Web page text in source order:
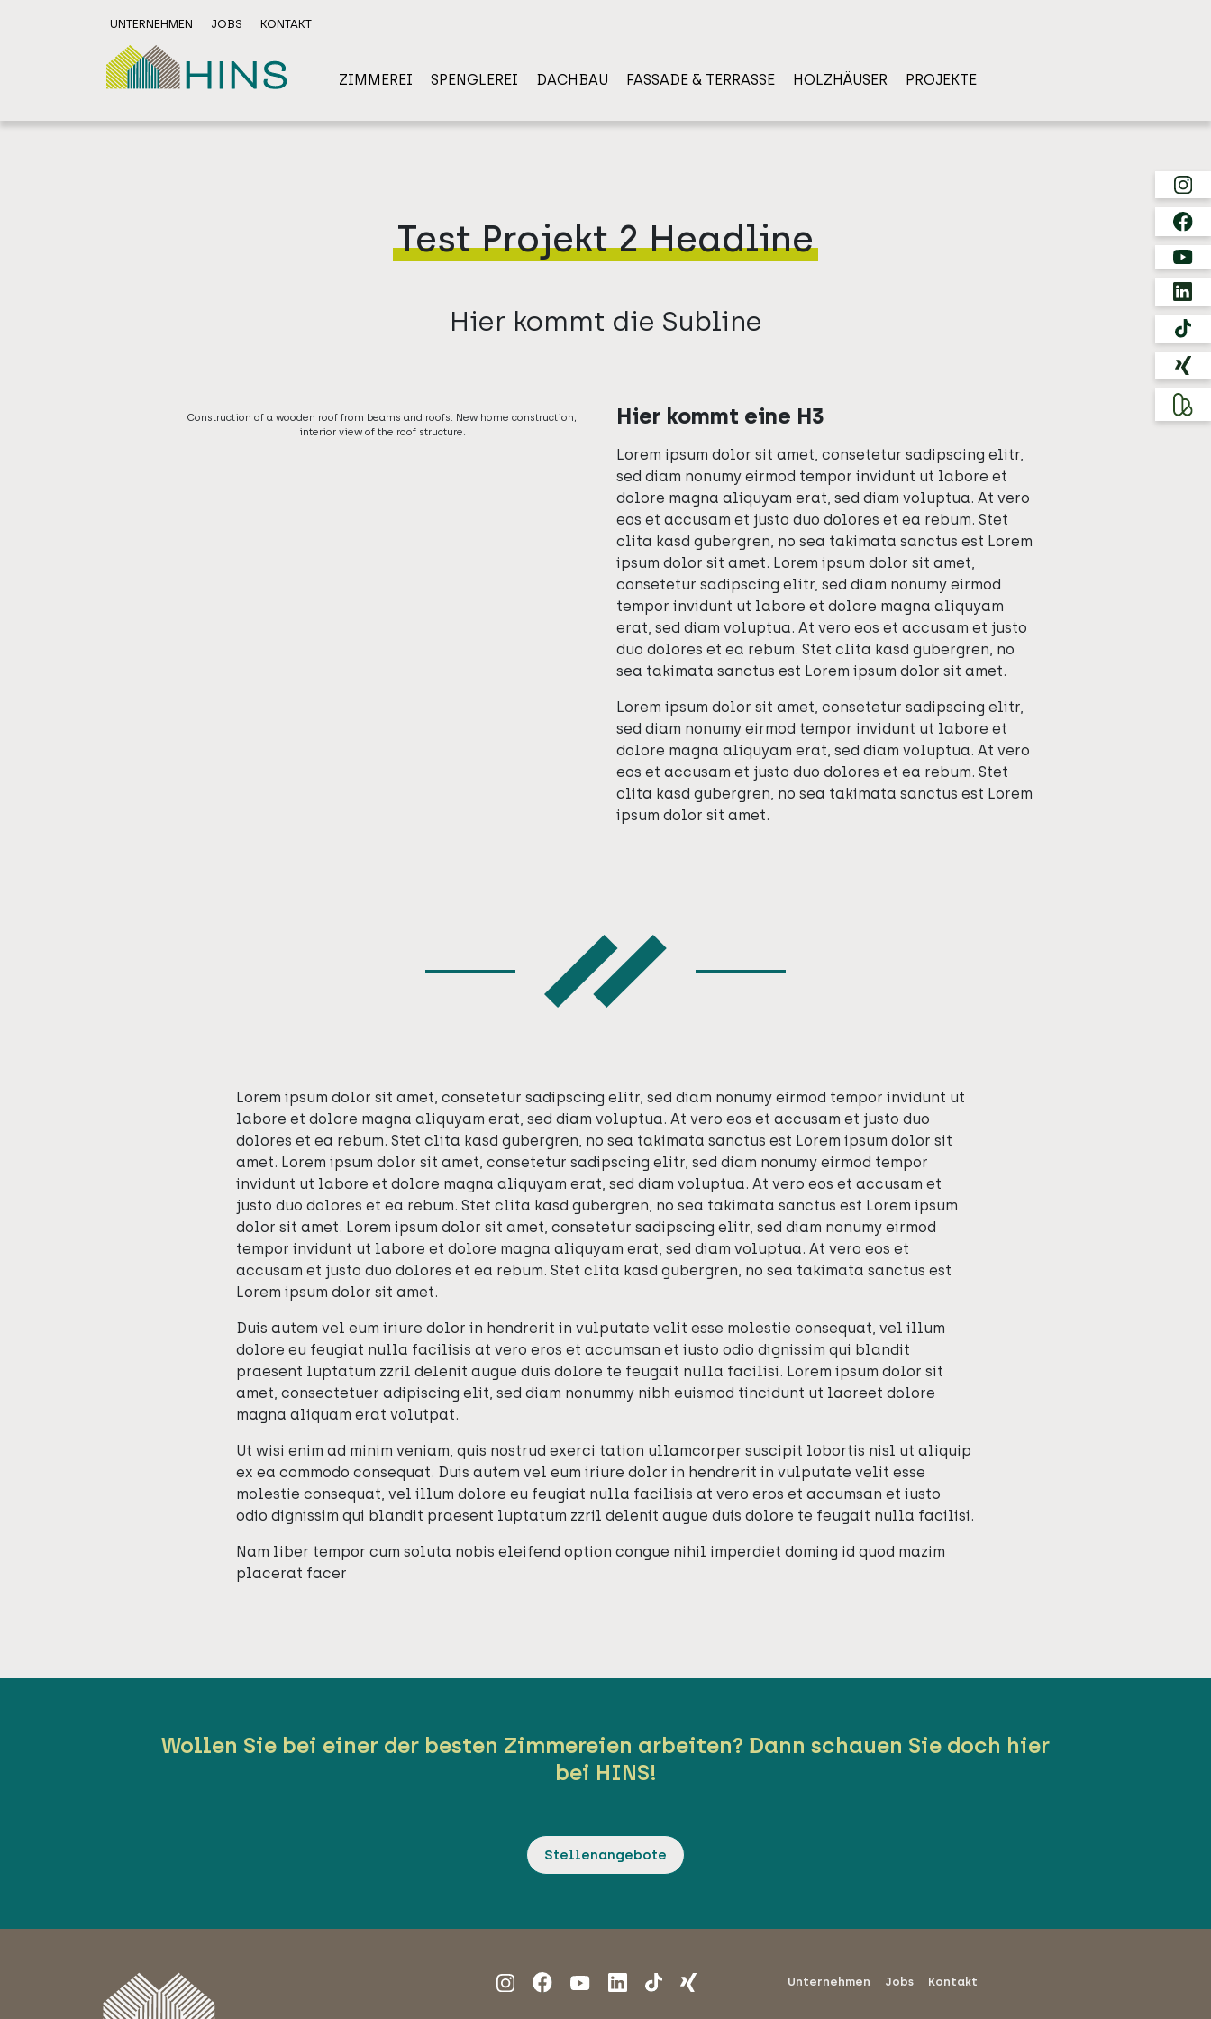
UNTERNEHMEN JOBS KONTAKT
ZIMMEREI SPENGLEREI DACHBAU FASSADE & TERRASSE HOLZHÄUSER PROJEKTE
Test Projekt 2 Headline
Hier kommt die Subline
Construction of a wooden roof from beams and roofs. New home construction,
interior view of the roof structure.
Hier kommt eine H3
Lorem ipsum dolor sit amet, consetetur sadipscing elitr,
sed diam nonumy eirmod tempor invidunt ut labore et
dolore magna aliquyam erat, sed diam voluptua. At vero
eos et accusam et justo duo dolores et ea rebum. Stet
clita kasd gubergren, no sea takimata sanctus est Lorem
ipsum dolor sit amet. Lorem ipsum dolor sit amet,
consetetur sadipscing elitr, sed diam nonumy eirmod
tempor invidunt ut labore et dolore magna aliquyam
erat, sed diam voluptua. At vero eos et accusam et justo
duo dolores et ea rebum. Stet clita kasd gubergren, no
sea takimata sanctus est Lorem ipsum dolor sit amet.
Lorem ipsum dolor sit amet, consetetur sadipscing elitr,
sed diam nonumy eirmod tempor invidunt ut labore et
dolore magna aliquyam erat, sed diam voluptua. At vero
eos et accusam et justo duo dolores et ea rebum. Stet
clita kasd gubergren, no sea takimata sanctus est Lorem
ipsum dolor sit amet.
Lorem ipsum dolor sit amet, consetetur sadipscing elitr, sed diam nonumy eirmod tempor invidunt ut
labore et dolore magna aliquyam erat, sed diam voluptua. At vero eos et accusam et justo duo
dolores et ea rebum. Stet clita kasd gubergren, no sea takimata sanctus est Lorem ipsum dolor sit
amet. Lorem ipsum dolor sit amet, consetetur sadipscing elitr, sed diam nonumy eirmod tempor
invidunt ut labore et dolore magna aliquyam erat, sed diam voluptua. At vero eos et accusam et
justo duo dolores et ea rebum. Stet clita kasd gubergren, no sea takimata sanctus est Lorem ipsum
dolor sit amet. Lorem ipsum dolor sit amet, consetetur sadipscing elitr, sed diam nonumy eirmod
tempor invidunt ut labore et dolore magna aliquyam erat, sed diam voluptua. At vero eos et
accusam et justo duo dolores et ea rebum. Stet clita kasd gubergren, no sea takimata sanctus est
Lorem ipsum dolor sit amet.
Duis autem vel eum iriure dolor in hendrerit in vulputate velit esse molestie consequat, vel illum
dolore eu feugiat nulla facilisis at vero eros et accumsan et iusto odio dignissim qui blandit
praesent luptatum zzril delenit augue duis dolore te feugait nulla facilisi. Lorem ipsum dolor sit
amet, consectetuer adipiscing elit, sed diam nonummy nibh euismod tincidunt ut laoreet dolore
magna aliquam erat volutpat.
Ut wisi enim ad minim veniam, quis nostrud exerci tation ullamcorper suscipit lobortis nisl ut aliquip
ex ea commodo consequat. Duis autem vel eum iriure dolor in hendrerit in vulputate velit esse
molestie consequat, vel illum dolore eu feugiat nulla facilisis at vero eros et accumsan et iusto
odio dignissim qui blandit praesent luptatum zzril delenit augue duis dolore te feugait nulla facilisi.
Nam liber tempor cum soluta nobis eleifend option congue nihil imperdiet doming id quod mazim
placerat facer
Wollen Sie bei einer der besten Zimmereien arbeiten? Dann schauen Sie doch hier
bei HINS!
Stellenangebote
Unternehmen Jobs Kontakt